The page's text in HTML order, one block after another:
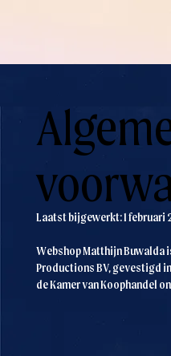
Laatst bijgewerkt: 1 februari
Webshop Matthijn Buwalda
Productions BV, gevestigd
de Kamer van Koophandel